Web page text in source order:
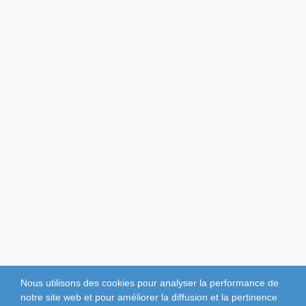
Nous utilisons des cookies pour analyser la performance de
notre site web et pour améliorer la diffusion et la pertinence